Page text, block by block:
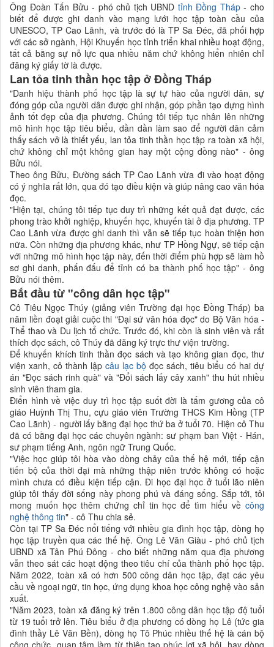
Ông Đoàn Tấn Bửu - phó chủ tịch UBND tỉnh Đồng Tháp- cho
biết để được ghi danh vào mạng lưới học tập toàn cầu của
UNESCO, TP Cao Lãnh, và trước đó là TP Sa Đéc, đã phối hợp
với các sở ngành, Hội Khuyến học tỉnh triển khai nhiều hoạt động,
tất cả bằng sự nỗ lực qua nhiều năm chứ không hiển nhiên chỉ
đăng ký giấy tờ là được.
Lan tỏa tinh thần học tập ở Đồng Tháp
"Danh hiệu thành phố học tập là sự tự hào của người dân, sự
đóng góp của người dân được ghi nhận, góp phần tạo dựng hình
ảnh tốt đẹp của địa phương. Chúng tôi tiếp tục nhân lên những
mô hình học tập tiêu biểu, dần dần làm sao để người dân cảm
thấy sách vở là thiết yếu, lan tỏa tinh thần học tập ra toàn xã hội,
chứ không chỉ một không gian hay một cộng đồng nào" - ông
Bửu nói.
Theo ông Bửu, Đường sách TP Cao Lãnh vừa đi vào hoạt động
có ý nghĩa rất lớn, qua đó tạo điều kiện và giúp nâng cao văn hóa
đọc.
"Hiện tại, chúng tôi tiếp tục duy trì những kết quả đạt được, các
phong trào khởi nghiệp, khuyến học, khuyến tài ở địa phương. TP
Cao Lãnh vừa được ghi danh thì vẫn sẽ tiếp tục hoàn thiện hơn
nữa. Còn những địa phương khác, như TP Hồng Ngự, sẽ tiếp cận
với những mô hình học tập này, đến thời điểm phù hợp sẽ làm hồ
sơ ghi danh, phấn đấu để tỉnh có ba thành phố học tập" - ông
Bửu nói thêm.
Bắt đầu từ "công dân học tập"
Cô Tiêu Ngọc Thúy (giảng viên Trường đại học Đồng Tháp) ba
năm liền đoạt giải cuộc thi "Đại sứ văn hóa đọc" do Bộ Văn hóa -
Thể thao và Du lịch tổ chức. Trước đó, khi còn là sinh viên và rất
thích đọc sách, cô Thúy đã đăng ký trực thư viện trường.
Để khuyến khích tinh thần đọc sách và tạo không gian đọc, thư
viện xanh, cô thành lập câu lạc bộ đọc sách, tiêu biểu có hai dự
án "Đọc sách rinh quà" và "Đổi sách lấy cây xanh" thu hút nhiều
sinh viên tham gia.
Điển hình về việc duy trì học tập suốt đời là tấm gương của cô
giáo Huỳnh Thị Thu, cựu giáo viên Trường THCS Kim Hồng (TP
Cao Lãnh) - người lấy bằng đại học thứ ba ở tuổi 70. Hiện cô Thu
đã có bằng đại học các chuyên ngành: sư phạm ban Việt - Hán,
sư phạm tiếng Anh, ngôn ngữ Trung Quốc.
"Việc học giúp tôi hòa vào dòng chảy của thế hệ mới, tiếp cận
tiến bộ của thời đại mà những thập niên trước không có hoặc
mình chưa có điều kiện tiếp cận. Đi học đại học ở tuổi lão niên
giúp tôi thấy đời sống này phong phú và đáng sống. Sắp tới, tôi
mong muốn học thêm chứng chỉ tin học để tìm hiểu về công
nghệ thông tin" - cô Thu chia sẻ.
Còn tại TP Sa Đéc nổi tiếng với nhiều gia đình học tập, dòng họ
học tập truyền qua các thế hệ. Ông Lê Văn Giàu - phó chủ tịch
UBND xã Tân Phú Đông - cho biết những năm qua địa phương
vẫn theo sát các hoạt động theo tiêu chí của thành phố học tập.
Năm 2022, toàn xã có hơn 500 công dân học tập, đạt các yêu
cầu về ngoại ngữ, tin học, ứng dụng khoa học công nghệ vào sản
xuất.
"Năm 2023, toàn xã đăng ký trên 1.800 công dân học tập độ tuổi
từ 19 tuổi trở lên. Tiêu biểu ở địa phương có dòng họ Lê (tức gia
đình thầy Lê Văn Bền), dòng họ Tô Phúc nhiều thế hệ là cán bộ